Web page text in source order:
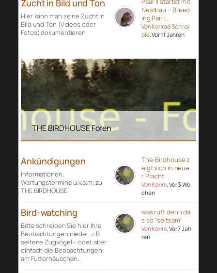
Zucht in Bild und Ton
Hier kann man seine Zucht in
Bild und Ton (Videos oder
Fotos) dokumentieren
Nestbau – Breed
ing Pair I…
Von Konrad Schnai
ble, Vor 11 Jahren
THE BIRDHOUSE Foren
Ankündigungen
Informationen,
Wartungstermine u.v.a.m. zu
THE BIRDHOUSE
The-Birdhouse z
eigt sich in neue
r Pracht
Von Konni, Vor 3 Wo
chen
Bird-watching
Bitte schreiben Sie hier Ihre
Beobachtungen nieder. z.B.
seltene Zugvögel – oder aber
einfach die Beobachtungen
am Futterhäuschen.
was ruft denn da
s so "seltsam"
Von Konni, Vor 7 Jah
ren